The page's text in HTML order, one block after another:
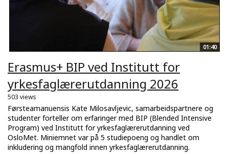
01:40
Erasmus+ BIP ved Institutt for
yrkesfaglærerutdanning 2026
503 views
Førsteamanuensis Kate Milosavljevic, samarbeidspartnere og
studenter forteller om erfaringer med BIP (Blended Intensive
Program) ved Institutt for yrkesfaglærerutdanning ved
OsloMet. Miniemnet var på 5 studiepoeng og handlet om
inkludering og mangfold innen yrkesfaglærerutdanning.